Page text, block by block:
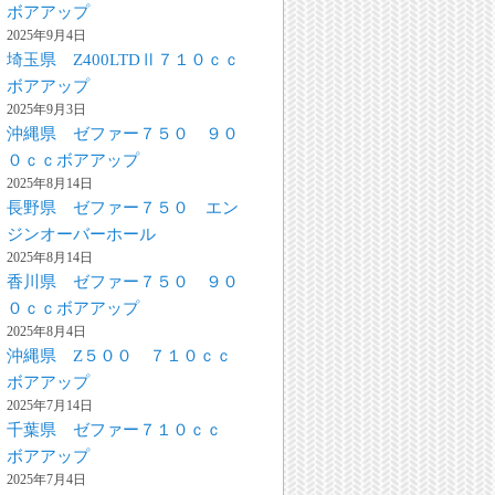
ボアアップ
2025年9月4日
埼玉県 Z400LTDⅡ７１０ｃｃ
ボアアップ
2025年9月3日
沖縄県 ゼファー７５０ ９０
０ｃｃボアアップ
2025年8月14日
長野県 ゼファー７５０ エン
ジンオーバーホール
2025年8月14日
香川県 ゼファー７５０ ９０
０ｃｃボアアップ
2025年8月4日
沖縄県 Z５００ ７１０ｃｃ
ボアアップ
2025年7月14日
千葉県 ゼファー７１０ｃｃ
ボアアップ
2025年7月4日